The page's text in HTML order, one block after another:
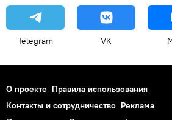
Telegram VK
О проекте Правила использования
Контакты и сотрудничество Реклама